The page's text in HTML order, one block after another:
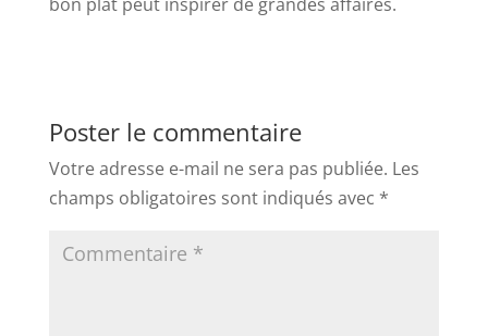
Poster le commentaire
Votre adresse e-mail ne sera pas publiée. Les
champs obligatoires sont indiqués avec *